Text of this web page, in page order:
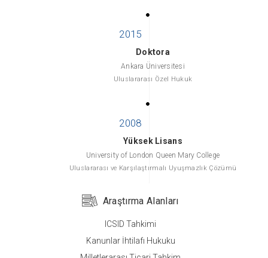
Doktora
Ankara Üniversitesi
Uluslararası Özel Hukuk
Yüksek Lisans
University of London Queen Mary College
Uluslararası ve Karşılaştırmalı Uyuşmazlık Çözümü
Lisans
Ankara Üniversitesi
Araştırma Alanları
ICSID Tahkimi
Kanunlar İhtilafı Hukuku